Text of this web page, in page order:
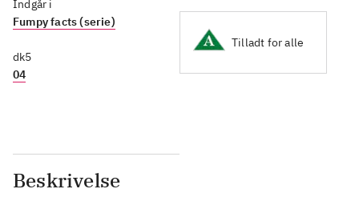
Indgår i
Fumpy facts (serie)
dk5
04
Tilladt for alle
Beskrivelse